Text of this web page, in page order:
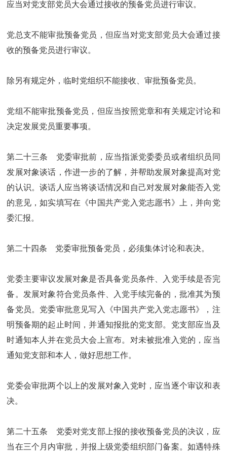
应当对党支部党员大会通过接收的预备党员进行审议。
党总支不能审批预备党员，但应当对党支部党员大会通过接
收的预备党员进行审议。
除另有规定外，临时党组织不能接收、审批预备党员。
党组不能审批预备党员，但应当按照党章和有关规定讨论和
决定发展党员重要事项。
第二十三条 党委审批前，应当指派党委委员或者组织员同
发展对象谈话，作进一步的了解，并帮助发展对象提高对党
的认识。谈话人应当将谈话情况和自己对发展对象能否入党
的意见，如实填写在《中国共产党入党志愿书》上，并向党
委汇报。
第二十四条 党委审批预备党员，必须集体讨论和表决。
党委主要审议发展对象是否具备党员条件、入党手续是否完
备。发展对象符合党员条件、入党手续完备的，批准其为预
备党员。党委审批意见写入《中国共产党入党志愿书》，注
明预备期的起止时间，并通知报批的党支部。党支部应当及
时通知本人并在党员大会上宣布。对未被批准入党的，应当
通知党支部和本人，做好思想工作。
党委会审批两个以上的发展对象入党时，应当逐个审议和表
决。
第二十五条 党委对党支部上报的接收预备党员的决议，应
当在三个月内审批，并报上级党委组织部门备案。如遇特殊